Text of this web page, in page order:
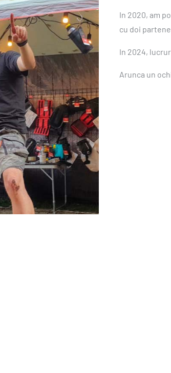
In 2020, am
cu doi
In 2024,
Arunca un